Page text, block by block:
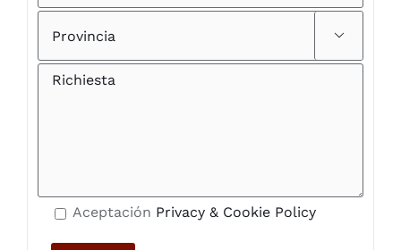

Aceptación Privacy & Cookie Policy